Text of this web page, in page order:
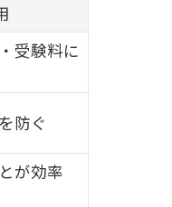
受験料に
防ぐ
が効率